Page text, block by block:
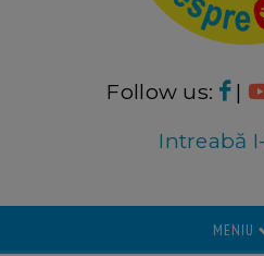
Follow us: |
Intreabă
MENIU